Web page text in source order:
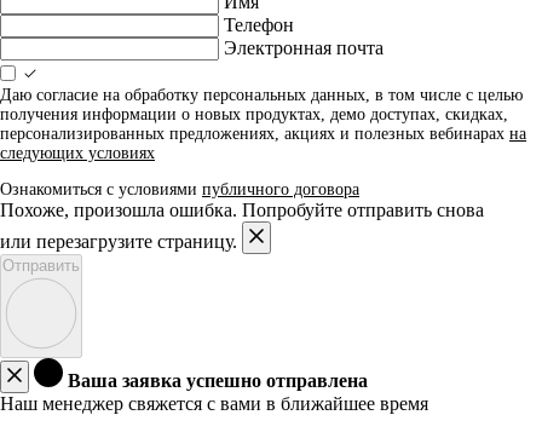
Телефон
Электронная почта
Даю согласие на обработку персональных данных, в том числе с целью
получения информации о новых продуктах, демо доступах, скидках,
персонализированных предложениях, акциях и полезных вебинарах на
следующих условиях
Ознакомиться с условиями публичного договора
Похоже, произошла ошибка. Попробуйте отправить снова
или перезагрузите страницу.
Отправить
Ваша заявка успешно отправлена
Наш менеджер свяжется с вами в ближайшее время